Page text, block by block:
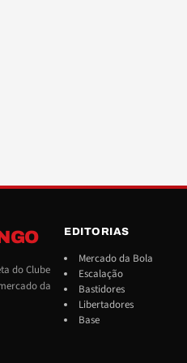
do Clube
da
EDITORIAS
Mercado da Bola
Escalação
Bastidores
Libertadores
Base